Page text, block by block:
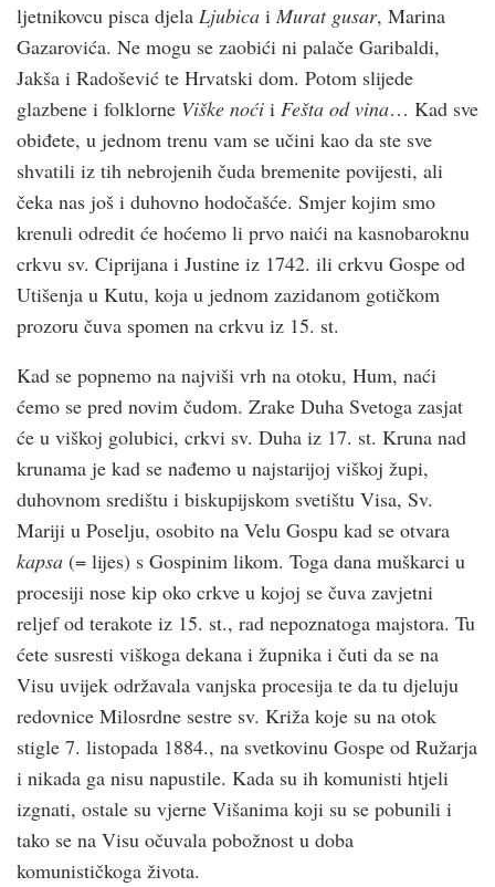
ljetnikovcu pisca djela Ljubica i Murat gusar, Marina
Gazarovića. Ne mogu se zaobići ni palače Garibaldi,
Jakša i Radošević te Hrvatski dom. Potom slijede
glazbene i folklorne Viške noći i Fešta od vina… Kad sve
obiđete, u jednom trenu vam se učini kao da ste sve
shvatili iz tih nebrojenih čuda bremenite povijesti, ali
čeka nas još i duhovno hodočašće. Smjer kojim smo
krenuli odredit će hoćemo li prvo naići na kasnobaroknu
crkvu sv. Ciprijana i Justine iz 1742. ili crkvu Gospe od
Utišenja u Kutu, koja u jednom zazidanom gotičkom
prozoru čuva spomen na crkvu iz 15. st.
Kad se popnemo na najviši vrh na otoku, Hum, naći
ćemo se pred novim čudom. Zrake Duha Svetoga zasjat
će u viškoj golubici, crkvi sv. Duha iz 17. st. Kruna nad
krunama je kad se nađemo u najstarijoj viškoj župi,
duhovnom središtu i biskupijskom svetištu Visa, Sv.
Mariji u Poselju, osobito na Velu Gospu kad se otvara
kapsa (= lijes) s Gospinim likom. Toga dana muškarci u
procesiji nose kip oko crkve u kojoj se čuva zavjetni
reljef od terakote iz 15. st., rad nepoznatoga majstora. Tu
ćete susresti viškoga dekana i župnika i čuti da se na
Visu uvijek održavala vanjska procesija te da tu djeluju
redovnice Milosrdne sestre sv. Križa koje su na otok
stigle 7. listopada 1884., na svetkovinu Gospe od Ružarja
i nikada ga nisu napustile. Kada su ih komunisti htjeli
izgnati, ostale su vjerne Višanima koji su se pobunili i
tako se na Visu očuvala pobožnost u doba
komunističkoga života.